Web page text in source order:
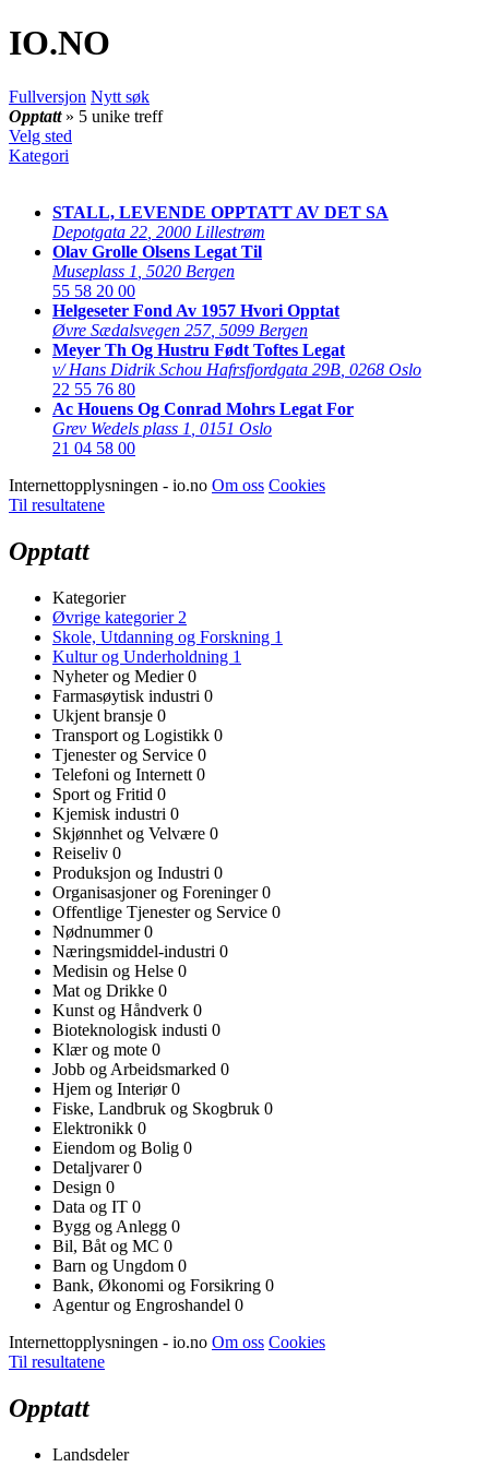
IO.NO
Fullversjon Nytt søk
Opptatt » 5 unike treff
Velg sted
Kategori
STALL, LEVENDE OPPTATT AV DET SA
Depotgata 22 2000 Lillestrøm
Olav Grolle Olsens Legat Til
Museplass 1 5020 Bergen
55 58 20 00
Helgeseter Fond Av 1957 Hvori Opptat
Øvre Sædalsvegen 257, 5099 Bergen
Meyer Th Og Hustru Født Toftes Legat
v/ Hans Didrik Schou Hafrsfjordgata 29B 0268 Oslo
22 55 76 80
Ac Houens Og Conrad Mohrs Legat For
Grev Wedels plass 1 0151 Oslo
21 04 58 00
Internettopplysningen - io.no Om oss Cookies
Til resultatene
Opptatt
Kategorier
Øvrige kategorier 2
Skole, Utdanning og Forskning 1
Kultur og Underholdning 1
Nyheter og Medier0
Farmasøytisk industri 0
Ukjent bransje 0
Transport og Logistikk 0
Tjenester og Service 0
Telefoni og Internett 0
Sport og Fritid 0
Kjemisk industri 0
Skjønnhet og Velvære 0
Reiseliv 0
Produksjon og Industri 0
Organisasjoner og Foreninger0
Offentlige Tjenester og Service 0
Nødnummer0
Næringsmiddel-industri 0
Medisin og Helse 0
Mat og Drikke 0
Kunst og Håndverk 0
Bioteknologisk industi 0
Klær og mote 0
Jobb og Arbeidsmarked 0
Hjem og Interiør0
Fiske, Landbruk og Skogbruk 0
Elektronikk 0
Eiendom og Bolig 0
Detaljvarer0
Design 0
Data og IT 0
Bygg og Anlegg 0
Bil, Båt og MC 0
Barn og Ungdom 0
Bank, Økonomi og Forsikring 0
Agentur og Engroshandel 0
Internettopplysningen - io.no Om oss Cookies
Til resultatene
Opptatt
Landsdeler